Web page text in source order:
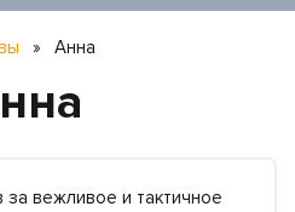
» Анна
вежливое и тактичное